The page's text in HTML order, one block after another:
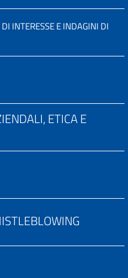
INTERESSE E INDAGINI DI
ETICA E